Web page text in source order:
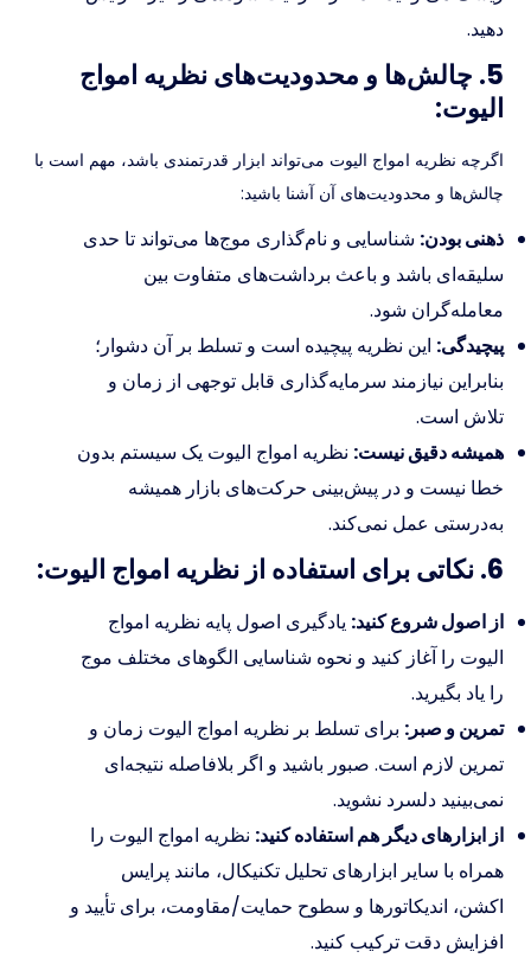
دهید.
5. چالش‌ها و محدودیت‌های نظریه امواج
الیوت:
اگرچه نظریه امواج الیوت می‌تواند ابزار قدرتمندی باشد، مهم است با
چالش‌ها و محدودیت‌های آن آشنا باشید:
ذهنی بودن: شناسایی و نام‌گذاری موج‌ها می‌تواند تا حدی
سلیقه‌ای باشد و باعث برداشت‌های متفاوت بین
معامله‌گران شود.
پیچیدگی: این نظریه پیچیده است و تسلط بر آن دشوار؛
بنابراین نیازمند سرمایه‌گذاری قابل توجهی از زمان و
تلاش است.
همیشه دقیق نیست: نظریه امواج الیوت یک سیستم بدون
خطا نیست و در پیش‌بینی حرکت‌های بازار همیشه
به‌درستی عمل نمی‌کند.
6. نکاتی برای استفاده از نظریه امواج الیوت:
از اصول شروع کنید: یادگیری اصول پایه نظریه امواج
الیوت را آغاز کنید و نحوه شناسایی الگوهای مختلف موج
را یاد بگیرید.
تمرین و صبر: برای تسلط بر نظریه امواج الیوت زمان و
تمرین لازم است. صبور باشید و اگر بلافاصله نتیجه‌ای
نمی‌بینید دلسرد نشوید.
از ابزارهای دیگر هم استفاده کنید: نظریه امواج الیوت را
همراه با سایر ابزارهای تحلیل تکنیکال، مانند پرایس
اکشن، اندیکاتورها و سطوح حمایت/مقاومت، برای تأیید و
افزایش دقت ترکیب کنید.